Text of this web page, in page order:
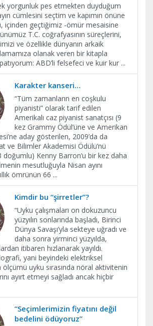
yorgunluk pes etmekten duyduğum
cümlesini seçtim ve kapımın önüne
içinden geçtiğimiz -ömür mesaisine
T.C. coğrafyasının süreçlerini,
ve özellikle dünyanın arkaik
olanak veren bir kitapla
ABD’li felsefeci ve kuir kur ...
Karakter kanseri…
“Tüm zamanların en coşkulu
piyanisti” olarak tarif edilen
Amerikalı caz piyanist sanatçısı (9
kez Grammy Ödül’üne ve Amerikan
aday gösterilen, 2009’da da
ve Bilimler Akademisi Ödülü’nü
doğumlu) Kenny Barron’u bir kez daha
mesutluğuyla Nisan ayını
ömrünün 66 ...
Kimdir bu “şirretler”?
“Uyku çalışmaları on dokuzuncu
yüzyılın sonlarında başladı, Birinci
Dünya Savaşı’yla sekteye uğradı ve
daha sonra yirminci yüzyılda,
itibaren hızlanarak yayıldı.
yani beyindeki elektriksel
uyku sırasında nöral aktivitenin
ayırt etmeyi sağladı ancak hiçbir
“Seçimlerimizin fiyatını değil
bedelini ödüyoruz”